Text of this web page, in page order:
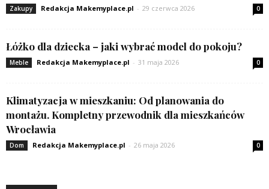
Zakupy Redakcja Makemyplace.pl - 29 czerwca 2026 0
Łóżko dla dziecka – jaki wybrać model do pokoju?
Meble Redakcja Makemyplace.pl - 31 maja 2026 0
Klimatyzacja w mieszkaniu: Od planowania do
montażu. Kompletny przewodnik dla mieszkańców
Wrocławia
Dom Redakcja Makemyplace.pl - 26 maja 2026 0